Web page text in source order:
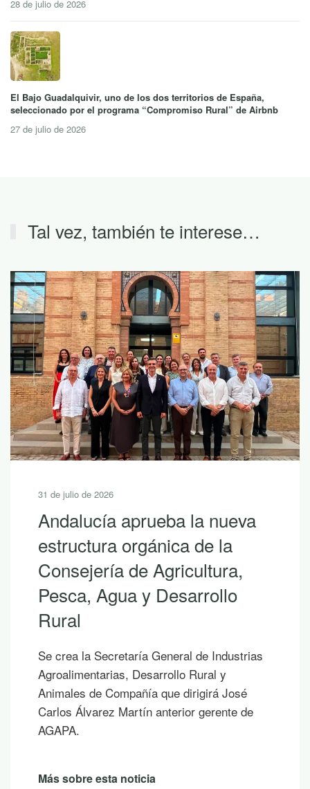
28 de julio de 2026
El Bajo Guadalquivir, uno de los dos territorios de España,
seleccionado por el programa “Compromiso Rural” de Airbnb
27 de julio de 2026
Tal vez, también te interese…
la nueva
de la
de Industrias
Rural y
que dirigirá José
gerente de
10 lecturas
descubrir la
Andalucía
Si hoy es uno de
publicaciones para
sombra de un árbol
un atardecer en la